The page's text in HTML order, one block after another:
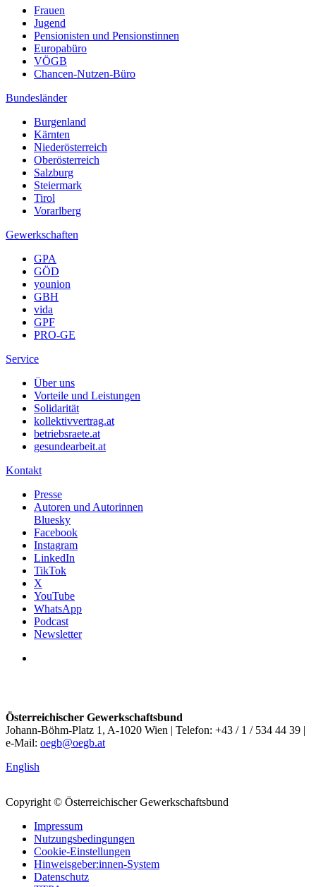
Frauen
Jugend
Pensionisten und Pensionstinnen
Europabüro
VÖGB
Chancen-Nutzen-Büro
Bundesländer
Burgenland
Kärnten
Niederösterreich
Oberösterreich
Salzburg
Steiermark
Tirol
Vorarlberg
Gewerkschaften
GPA
GÖD
younion
GBH
vida
GPF
PRO-GE
Service
Über uns
Vorteile und Leistungen
Solidarität
kollektivvertrag.at
betriebsraete.at
gesundearbeit.at
Kontakt
Presse
Autoren und Autorinnen
Bluesky
Facebook
Instagram
LinkedIn
TikTok
X
YouTube
WhatsApp
Podcast
Newsletter
Österreichischer Gewerkschaftsbund
Johann-Böhm-Platz 1, A-1020 Wien | Telefon: +43 / 1 / 534 44 39 |
e-Mail: oegb@oegb.at
English
Copyright © Österreichischer Gewerkschaftsbund
Impressum
Nutzungsbedingungen
Cookie-Einstellungen
Hinweisgeber:innen-System
Datenschutz